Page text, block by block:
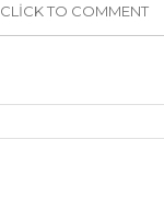
CLICK TO COMMENT